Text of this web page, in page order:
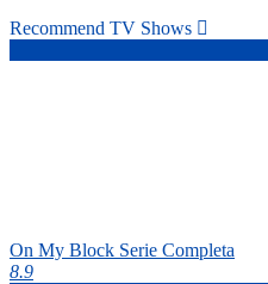
Recommend TV Shows
On My Block Serie Completa
8.9